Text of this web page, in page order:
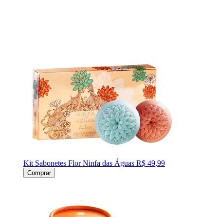
Kit Sabonetes Flor Ninfa das Águas R$ 49,99
Comprar